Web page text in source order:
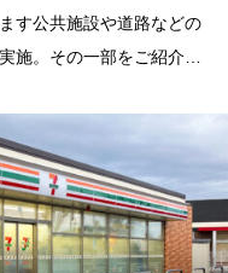
す公共施設や道路などの
施。その一部をご紹介さ